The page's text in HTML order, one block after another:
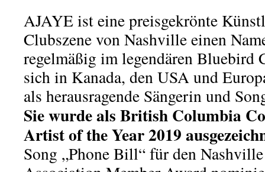
AJAYE ist eine preisgekrönte
Clubszene von Nashville einen
regelmäßig im legen­dären Bluebird
sich in Kanada, den USA und
als herausragende Sängerin und
Sie wurde als British Columbia
Artist of the Year 2019
Song „Phone Bill“ für den